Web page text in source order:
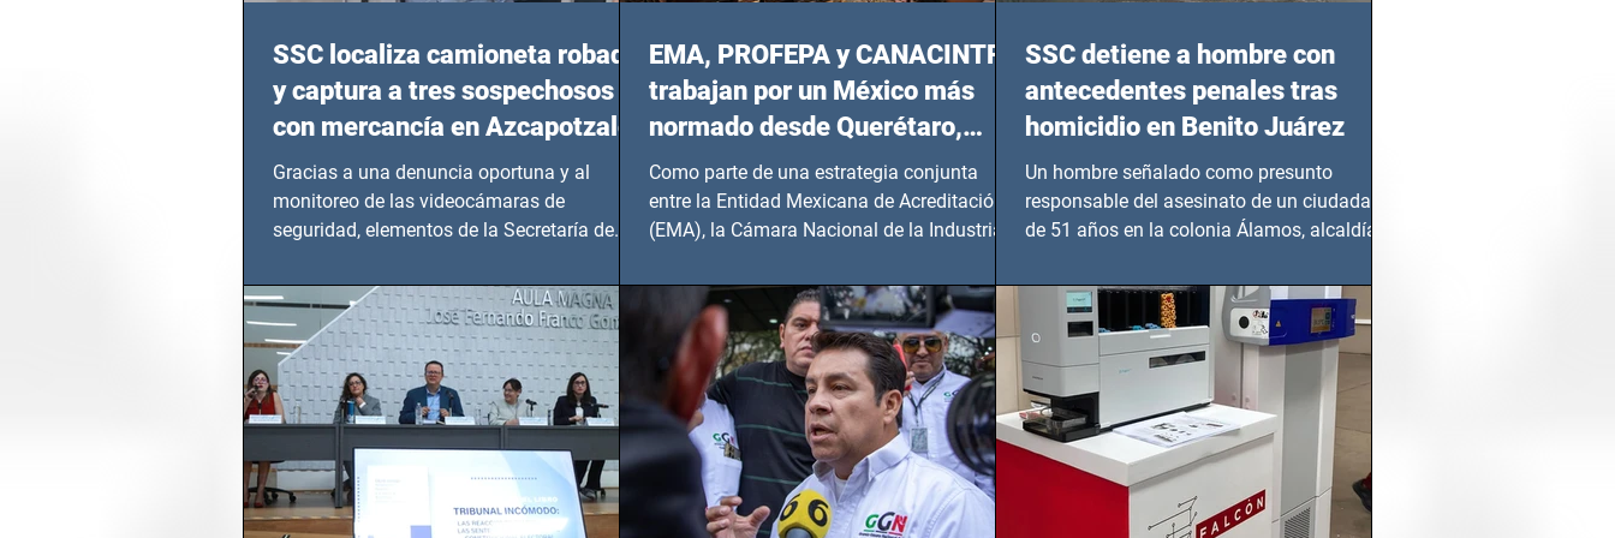
SSC localiza camioneta robada
y captura a tres sospechosos
con mercancía en Azcapotzalco
Gracias a una denuncia oportuna y al
monitoreo de las videocámaras de
seguridad, elementos de la Secretaría de
EMA, PROFEPA y CANACINTRA
trabajan por un México más
normado desde Querétaro,
Hidalgo y BCS
Como parte de una estrategia conjunta
entre la Entidad Mexicana de Acreditación
(EMA), la Cámara Nacional de la Industria
SSC detiene a hombre con
antecedentes penales tras
homicidio en Benito Juárez
Un hombre señalado como presunto
responsable del asesinato de un ciudadano
de 51 años en la colonia Álamos, alcaldía